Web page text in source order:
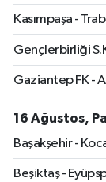
Kasımpaşa -
Gençlerbirliği
Gaziantep FK -
16 Ağustos,
Başakşehir -
Beşiktaş -